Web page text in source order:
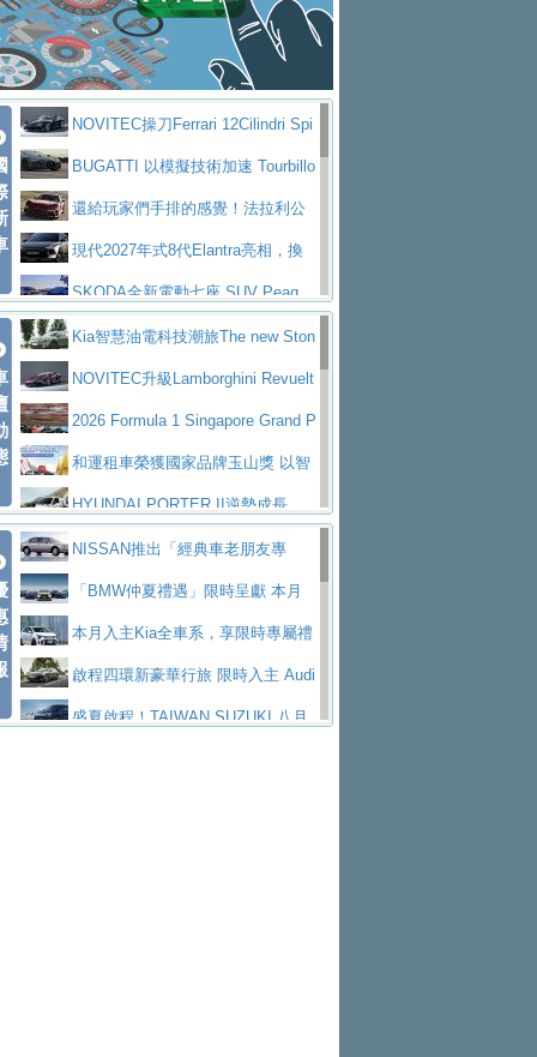
拌車 消防車除了滅火裝備還需要什麼？
一探SITRAK “準” 消防車的究竟
大益金龍初試啼聲，汽柴油5噸貨車
不是對手正宗年鑑2025年全球自動車年鑑1月
下旬問世！2024第六屆ISUZU運轉職人挑戰賽
首度前進南台灣熱烈開戰
豪華電能休旅新星 Audi Q4 Sportba
ck 55 e-tron S lineScania Taiwan 逆風而行，加深力
道投資布局
日】 Skoda 發表全新 Peaq 內裝：七人
座純電旗艦 SUV，行李廂最大可達 935 公
升
全新純電 Mercedes-Benz C 400 4
MATIC Electric 登場
奢華與科技大躍進，MAZDA全新3
代CX-5全方位進化提前亮相並展開預售94.9
萬起
馬自達公布 2027 年式 MX-5 更
新，新增 Yakudo 特別版
Skoda Peaq 發表全新電動動力系
統 最長續航逾 640 公里、支援雙向供電
BMW M2 首度導入 xDrive 四驅，
美國與瑞士需求成關鍵推手
The all-new T-Roc 魅力 自成焦點
Maserati GT2 Stradale「Tribute to
MC12」全球首度亮相
迎接 RANGE ROVER 品牌家族第
五位成員 全新 RANGE ROVER GT 預告登
場
造型華麗時尚、科技座艙再進化，P
eugeot 208小改款發表上市94.8萬起
NOVITEC操刀Ferrari 12Cilindri Spi
der 碳纖維空力、鍛造輪圈與Inconel排氣
上身
BUGATTI 以模擬技術加速 Tourbillo
n 動態開發還給玩家們手排的感覺！法拉利公
布12Cilidri Manaule手排超跑產品細節
現代2027年式8代Elantra亮相，換
裝更銳利的造型、更先進的資訊娛樂系統及
更高效的動力
SKODA全新電動七座 SUV Peaq
問世，擁有品牌史上最寬敞且豪華的座艙
AUDI推出首款高性能油電超跑Nuvo
lari，0到100公里加速2.6秒、極速350公里
／小時
百年三叉戟傳奇再啟程 Maserati 重
返 1000 Miglia 傳承競速榮耀
法拉利首款純電跑車Luce亮相，最
大馬力超過1000匹並具備530公里最大續航
里程
小車大空間、座艙科技更先進，SK
ODA發表全新純電跨界休旅Eipq祭平民化車
價89萬起
賓士AMG.EA專屬平台首作，Merc
edes-AMG 全新GT 4-Door Coupe全球首發
福斯推出首款GTI純電性能掀背ID.
Polo GTI，擁有226匹馬力和零百加速 6.8
秒的實力
Jaguar 公布四門 GT車款正式車名
為JAGUAR TYPE 01
終於跟上進度，LEXUS發表首款三
排六座純電旗艦休旅 TZ
有錢也買不到的Golf R！福斯打造
全新Golf R 24h賽車將挑戰紐柏林24小時耐
SKODA公布全新小型純電跨界休旅
Kia智慧油電科技潮旅The new Ston
ic 1-7月累計銷量創歷史新高
NOVITEC升級Lamborghini Revuelt
o 綜效輸出增至1,048匹
2026 Formula 1 Singapore Grand P
rix 新加坡大獎賽 Audi 極速之旅開放報名
和運租車榮獲國家品牌玉山獎 以智
慧移動與綠能創新
HYUNDAI PORTER II逆勢成長，
勇奪中型貨車銷售冠軍
父親節霸氣獻禮！PGO 威力125 最
低入手價 $60,900 起 省油ｘ安全ｘ大空間
陪爸爸輕鬆
福斯商旅挺頭家 推出「德系質感 精
算圓夢」專案yundai推出AllDayEnergy能源服
務 讓電動車化身行動儲能系統
NISSAN X-TRAIL 上市首月銷量
躋身同級前3名Toyota歐洲純電車銷量翻倍 2026
NISSAN推出「經典車老朋友專
案」 以匠人精神煥新珍品座駕
「BMW仲夏禮遇」限時呈獻 本月
入主即享尊榮豪華五星假期 多元優購方案
同步實施
本月入主Kia全車系，享限時專屬禮
遇 啟程四環新豪華行旅 限時入主 Audi
A6 旗艦陣容 低月付5,888元起及3 年乙式險
盛夏啟程！TAIWAN SUZUKI 八月